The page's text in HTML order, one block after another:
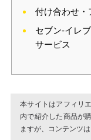
付け合わせ・
セブン‐イレ
サービス
本サイトはアフィリ
内で紹介した商品が
ますが、コンテンツ